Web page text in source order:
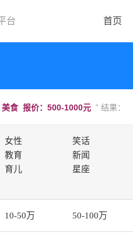
台 首页
美食 报价：500-1000元 ” 结果：
女性
笑话
教育
新闻
育儿
星座
10-50万 50-100万